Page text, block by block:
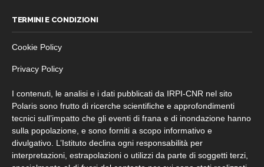
TERMINI E CONDIZIONI
Cookie Policy
Privacy Policy
I contenuti, le analisi e i dati pubblicati da IRPI-CNR nel sito
Polaris sono frutto di ricerche scientifiche e approfondimenti
tecnici sull’impatto che gli eventi di frana e di inondazione hanno
sulla popolazione, e sono forniti a scopo informativo e
divulgativo. L’Istituto declina ogni responsabilità per
interpretazioni, estrapolazioni o utilizzi da parte di soggetti terzi,